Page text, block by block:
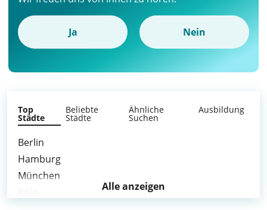
Ja Nein
Top
Städte
Beliebte
Städte
Ähnliche
Suchen
Ausbildung
Berlin
Hamburg
München
Alle anzeigen